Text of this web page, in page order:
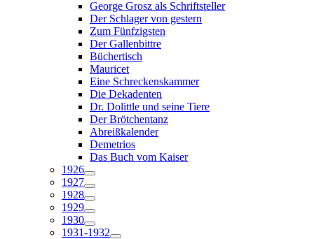
George Grosz als Schriftsteller
Der Schlager von gestern
Zum Fünfzigsten
Der Gallenbittre
Büchertisch
Mauricet
Eine Schreckenskammer
Die Dekadenten
Dr. Dolittle und seine Tiere
Der Brötchentanz
Abreißkalender
Demetrios
Das Buch vom Kaiser
1926
1927
1928
1929
1930
1931-1932